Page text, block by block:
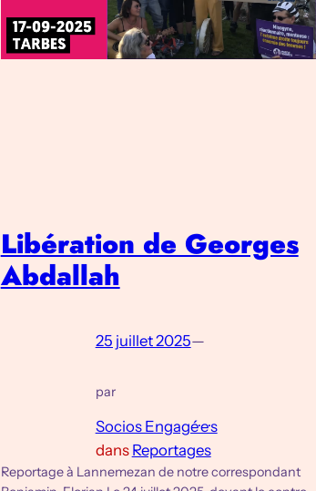
Libération de Georges
Abdallah
25 juillet 2025—
par
Socios Engagé·e·s
dans Reportages
Reportage à Lannemezan de notre correspondant